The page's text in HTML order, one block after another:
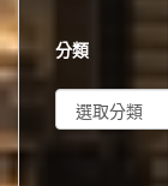
分類
類